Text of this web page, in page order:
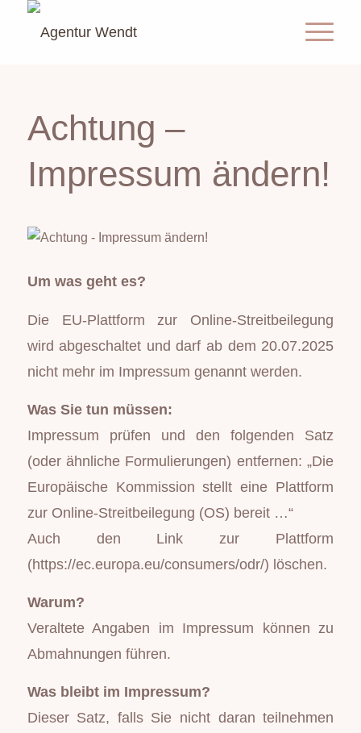
Achtung –
Impressum ändern!
Um was geht es?
Die EU-Plattform zur Online-Streitbeilegung
wird abgeschaltet und darf ab dem 20.07.2025
nicht mehr im Impressum genannt werden.
Was Sie tun müssen:
Impressum prüfen und den folgenden Satz
(oder ähnliche Formulierungen) entfernen: „Die
Europäische Kommission stellt eine Plattform
zur Online-Streitbeilegung (OS) bereit …“
Auch den Link zur Plattform
(https://ec.europa.eu/consumers/odr/) löschen.
Warum?
Veraltete Angaben im Impressum können zu
Abmahnungen führen.
Was bleibt im Impressum?
Dieser Satz, falls Sie nicht daran teilnehmen